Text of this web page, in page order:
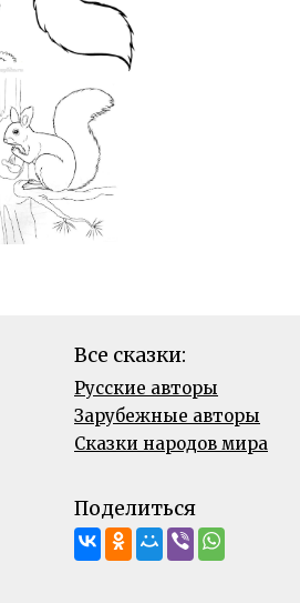
Все сказки:
Русские авторы
Зарубежные авторы
Сказки народов мира
Поделиться